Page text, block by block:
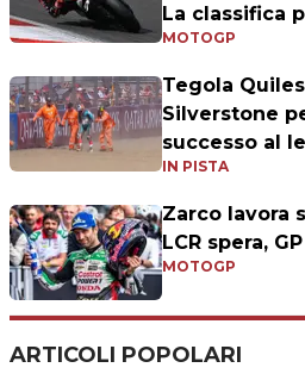
La classifica
MOTOGP
Tegola
Silverstone
successo al
IN PISTA
Zarco lavora
LCR spera,
MOTOGP
ARTICOLI POPOLARI